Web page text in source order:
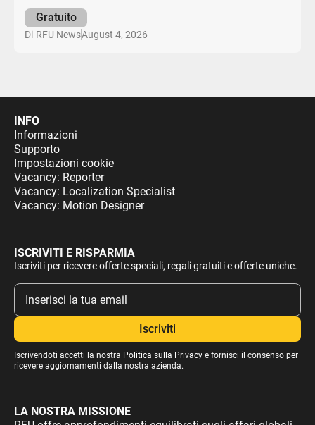
Gratuito
Di RFU NewsAugust 4, 2026
INFO
Informazioni
Supporto
Impostazioni cookie
Vacancy: Reporter
Vacancy: Localization Specialist
Vacancy: Motion Designer
ISCRIVITI E RISPARMIA
Iscriviti per ricevere offerte speciali, regali gratuiti e offerte uniche.
Iscrivendoti accetti la nostra Politica sulla Privacye fornisci il consenso per
ricevere aggiornamenti dalla nostra azienda.
LA NOSTRA MISSIONE